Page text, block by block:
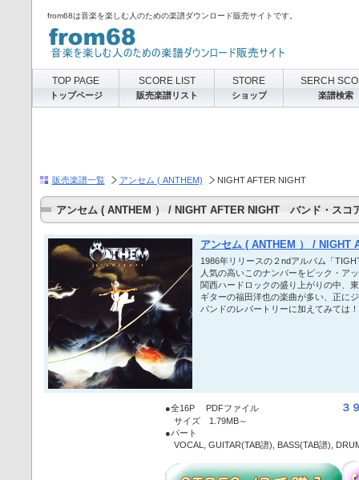
from68は音楽を楽しむ人のための楽譜ダウンロード販売サイトです。
販売楽譜一覧 アンセム ( ANTHEM) NIGHT AFTER NIGHT
アンセム ( ANTHEM ） / NIGHT AFTER NIGHT バンド・スコ
アンセム ( ANTHEM ） /
1986年リリースの２ndアルバム「
人気の高いこのナンバーをピック・ア
関西ハードロックの盛り上がりの中、
ギターの福田洋也の楽曲が多い、正に
バンドのレパートリーに加えてみては！
●全16P PDFファイル ３
サイズ 1.79MB～
●パート
VOCAL, GUITAR(TAB譜), BASS(TAB譜),
TOP PAGE
トップページ
SCORE LIST
販売楽譜リスト
STORE
ショップ
SERCH
楽譜検索